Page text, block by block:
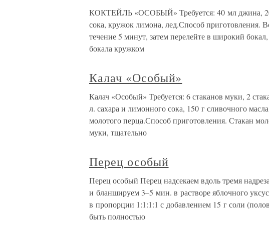
КОКТЕЙЛЬ «ОСОБЫЙ» Требуется: 40 мл джина,
сока, кружок лимона, лед.Способ приготовления.
течение 5 минут, затем перелейте в широкий
бокала кружком
Калач «Особый»
Калач «Особый» Требуется: 6 стаканов муки, 2
л. сахара и лимонного сока, 150 г сливочного
молотого перца.Способ приготовления. Стакан
муки, тщательно
Перец особый
Перец особый Перец надсекаем вдоль тремя
и бланшируем 3–5 мин. в растворе яблочного
в пропорции 1:1:1:1 с добавлением 15 г соли
быть полностью